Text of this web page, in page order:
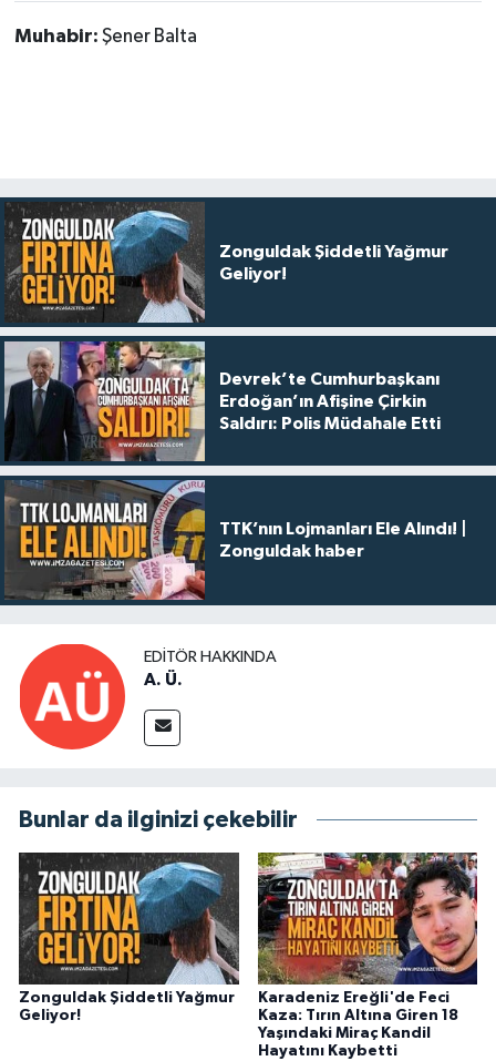
Muhabir: Şener Balta
Zonguldak Şiddetli Yağmur
Geliyor!
Devrek’te Cumhurbaşkanı
Erdoğan’ın Afişine Çirkin
Saldırı: Polis Müdahale Etti
TTK’nın Lojmanları Ele Alındı! |
Zonguldak haber
EDITÖR HAKKINDA
A. Ü.
Bunlar da ilginizi çekebilir
Zonguldak Şiddetli Yağmur
Geliyor!
Karadeniz Ereğli'de Feci
Kaza: Tırın Altına Giren 18
Yaşındaki Miraç Kandil
Hayatını Kaybetti